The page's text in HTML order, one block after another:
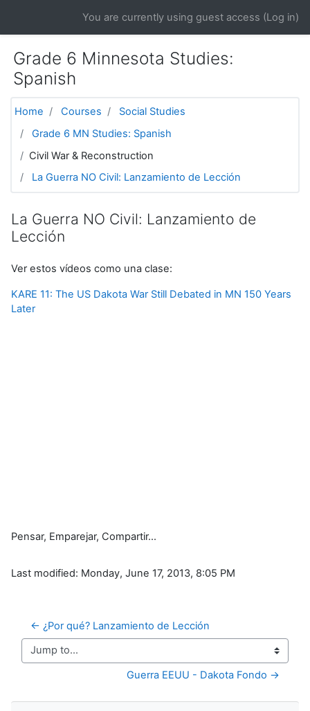
You are currently using guest access (Log in)
Grade 6 Minnesota Studies:
Spanish
Home Courses
Social Studies
Grade 6 MN Studies: Spanish
Civil War & Reconstruction
La Guerra NO Civil: Lanzamiento de Lección
La Guerra NO Civil: Lanzamiento de
Lección
Ver estos vídeos como una clase:
KARE 11: The US Dakota War Still Debated in MN 150 Years
Later
Pensar, Emparejar, Compartir...
Last modified: Monday, June 17, 2013, 8:05 PM
← ¿Por qué? Lanzamiento de Lección
Jump to...
Guerra EEUU - Dakota Fondo →